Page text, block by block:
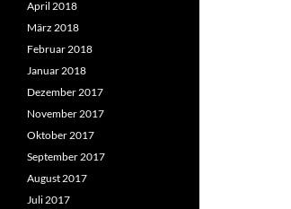
April 2018
März 2018
Februar 2018
Januar 2018
Dezember 2017
November 2017
Oktober 2017
September 2017
August 2017
Juli 2017